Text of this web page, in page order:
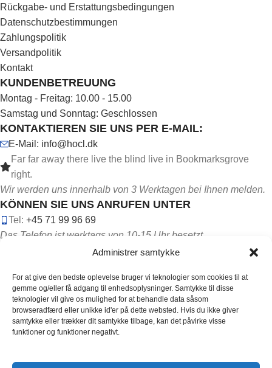
Administrer samtykke
For at give den bedste oplevelse bruger vi teknologier som cookies til at
gemme og/eller få adgang til enhedsoplysninger. Samtykke til disse
teknologier vil give os mulighed for at behandle data såsom
browseradfærd eller unikke id'er på dette websted. Hvis du ikke giver
samtykke eller trækker dit samtykke tilbage, kan det påvirke visse
funktioner og funktioner negativt.
Rückgabe- und Erstattungsbedingungen
Datenschutzbestimmungen
Zahlungspolitik
Versandpolitik
Kontakt
KUNDENBETREUUNG
Montag - Freitag: 10.00 - 15.00
Samstag und Sonntag: Geschlossen
KONTAKTIEREN SIE UNS PER E-MAIL:
E-Mail: info@hocl.dk
Far far away there live the blind live in Bookmarksgrove
right.
Wir werden uns innerhalb von 3 Werktagen bei Ihnen melden.
KÖNNEN SIE UNS ANRUFEN UNTER
Tel: +45 71 99 96 69
Das Telefon ist werktags von 10-15 Uhr besetzt.
FOLGEN SIE UNS IN DEN SOZIALEN MEDIEN: